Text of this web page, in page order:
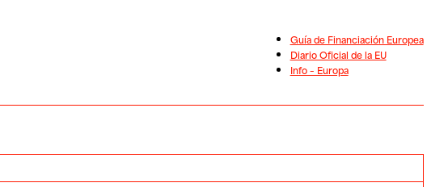
Guía de Financiación Europea
Diario Oficial de la EU
Info – Europa